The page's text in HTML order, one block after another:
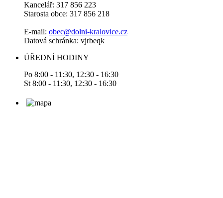
Kancelář: 317 856 223
Starosta obce: 317 856 218
E-mail: obec@dolni-kralovice.cz
Datová schránka: vjrbeqk
ÚŘEDNÍ HODINY
Po 8:00 - 11:30, 12:30 - 16:30
St 8:00 - 11:30, 12:30 - 16:30